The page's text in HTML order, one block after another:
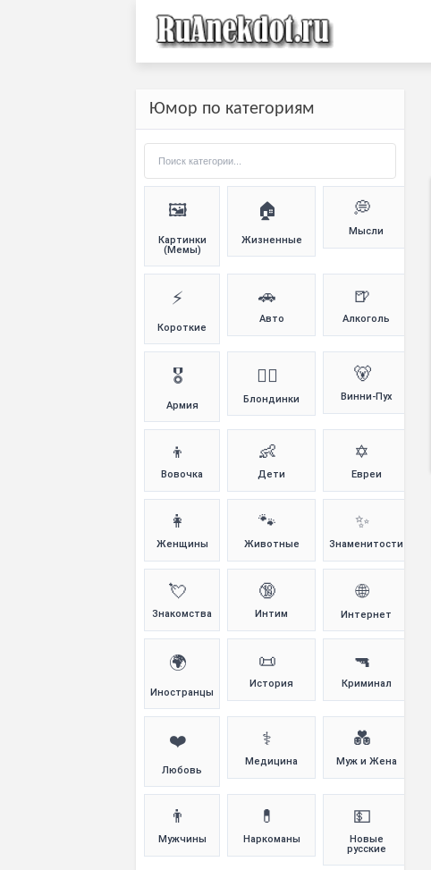
Юмор по категориям
🖼️
Картинки
(Мемы)
🏠
Жизненные
💭
Мысли
⚡
Короткие
🚗
Авто
🍺
Алкоголь
🎖️
Армия
👱‍♀️
Блондинки
🐻
Винни-Пух
👦
Вовочка
👶
Дети
✡️
Евреи
👩
Женщины
🐾
Животные
✨
Знаменитости
💘
Знакомства
🔞
Интим
🌐
Интернет
🌍
Иностранцы
📜
История
🔫
Криминал
❤️
Любовь
⚕️
Медицина
💑
Муж и Жена
👨
Мужчины
💊
Наркоманы
💵
Новые
русские